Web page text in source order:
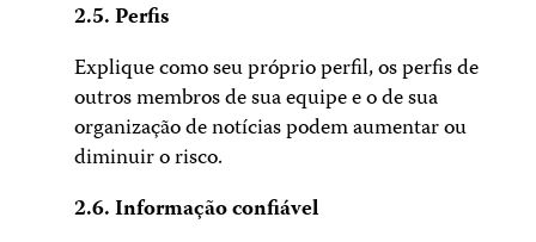
2.5. Perfis
Explique como seu próprio perfil, os perfis de
outros membros de sua equipe e o de sua
organização de notícias podem aumentar ou
diminuir o risco.
2.6. Informação confiável